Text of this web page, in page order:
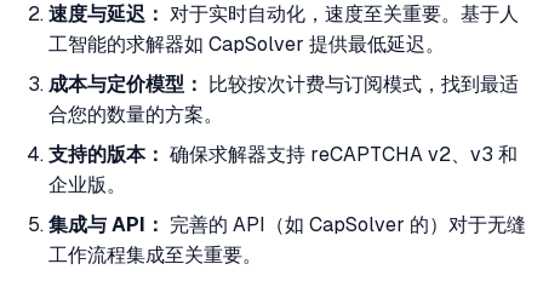
速度与延迟： 对于实时自动化，速度至关重要。基于人
工智能的求解器如 CapSolver 提供最低延迟。
成本与定价模型：
比较按次计费与订阅模式，找到最适
合您的数量的方案。
支持的版本： 确保求解器支持 reCAPTCHA v2、v3 和
企业版。
集成与 API： 完善的 API（如 CapSolver 的）对于无缝
工作流程集成至关重要。